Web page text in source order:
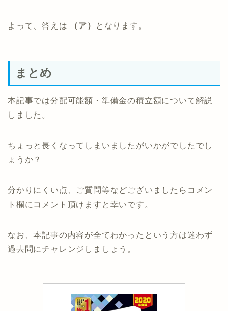
よって、答えは （ア） となります。
まとめ
本記事では分配可能額・準備金の積立額について解説
しました。
ちょっと長くなってしまいましたがいかがでしたでし
ょうか？
分かりにくい点、ご質問等などございましたらコメン
ト欄にコメント頂けますと幸いです。
なお、本記事の内容が全てわかったという方は迷わず
過去問にチャレンジしましょう。